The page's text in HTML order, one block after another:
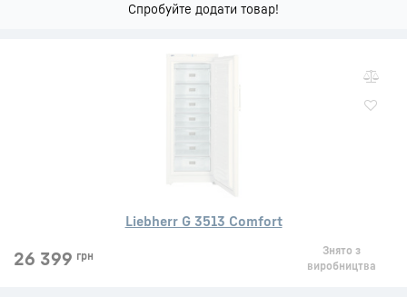
Спробуйте додати товар!
Liebherr G 3513 Comfort
26 399 грн
Знято з
виробництва